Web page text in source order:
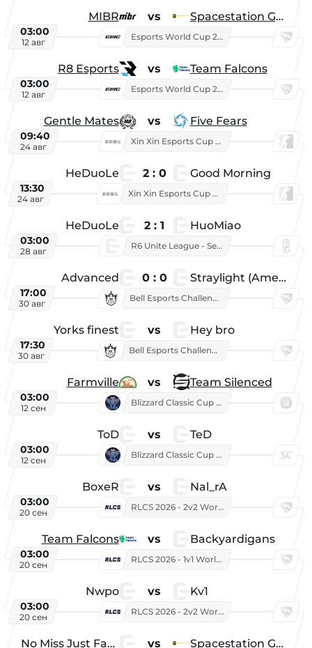
MIBR vs Spacestation Gaming
03:00
12 авг
Esports World Cup 2026
R8 Esports vs Team Falcons
03:00
12 авг
Esports World Cup 2026
Gentle Mates vs Five Fears
09:40
24 авг
Xin Xin Esports Cup 2025
HeDuoLe 2 : 0 Good Morning
13:30
24 авг
Xin Xin Esports Cup 2026
HeDuoLe 2 : 1 HuoMiao
03:00
28 авг
R6 Unite League - Season 1
Advanced 0 : 0 Straylight (American team)
17:00
30 авг
Bell Esports Challenge 2026
Yorks finest vs Hey bro
17:30
30 авг
Bell Esports Challenge 2026
Farmville vs Team Silenced
03:00
12 сен
Blizzard Classic Cup 2026
ToD vs TeD
03:00
12 сен
Blizzard Classic Cup 2026
BoxeR vs Nal_rA
03:00
20 сен
RLCS 2026 - 2v2 World Championship
Team Falcons vs Backyardigans
03:00
20 сен
RLCS 2026 - 1v1 World Championship
Nwpo vs Kv1
03:00
20 сен
RLCS 2026 - 2v2 World Championship
No Miss Just Fake vs Spacestation Gaming